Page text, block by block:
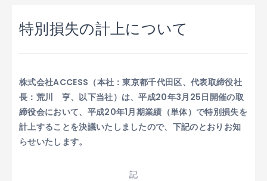
特別損失の計上について
株式会社ACCESS（本社：東京都千代田区、代表取締役社
長：荒川 亨、以下当社）は、平成20年3月25日開催の取
締役会において、平成20年1月期業績（単体）で特別損失を
計上することを決議いたしましたので、下記のとおりお知
らせいたします。
記